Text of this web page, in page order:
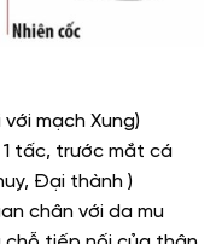
mạch Xung)
1 tấc, trước mắt cá
Đại thành )
chân với da mu